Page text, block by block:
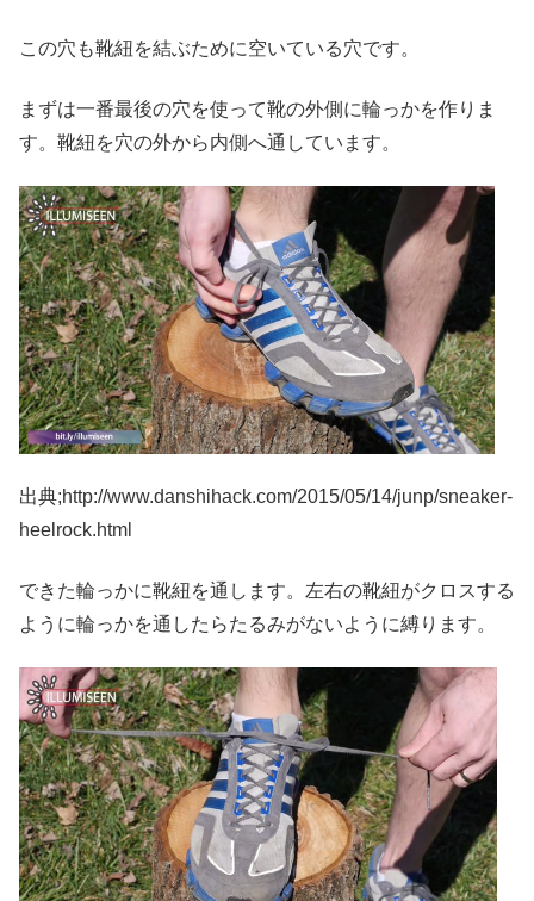
この穴も靴紐を結ぶために空いている穴です。
まずは一番最後の穴を使って靴の外側に輪っかを作りま
す。靴紐を穴の外から内側へ通しています。
出典;http://www.danshihack.com/2015/05/14/junp/sneaker-
heelrock.html
できた輪っかに靴紐を通します。左右の靴紐がクロスする
ように輪っかを通したらたるみがないように縛ります。